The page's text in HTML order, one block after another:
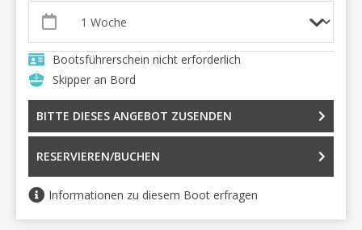
Bootsführerschein nicht erforderlich
Skipper an Bord
BITTE DIESES ANGEBOT ZUSENDEN
RESERVIEREN/BUCHEN
Informationen zu diesem Boot erfragen